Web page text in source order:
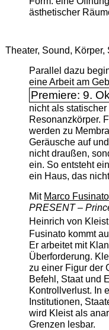
ästhetischer
Theater, Sound, Körper,
Parallel dazu
eine Arbeit am
Premiere: 9.
nicht als
Resonanzkörper.
werden zu
Geräusche auf
nicht draußen,
ein. So entsteht
ein Haus, das
Mit Marco Fusinato
PRESENT –
Heinrich von
Fusinato kommt
Er arbeitet mit
Überforderung.
zu einer Figur der
Befehl, Staat und
Kontrollverlust. In
Institutionen,
wird Kleist als
Grenzen lesbar.